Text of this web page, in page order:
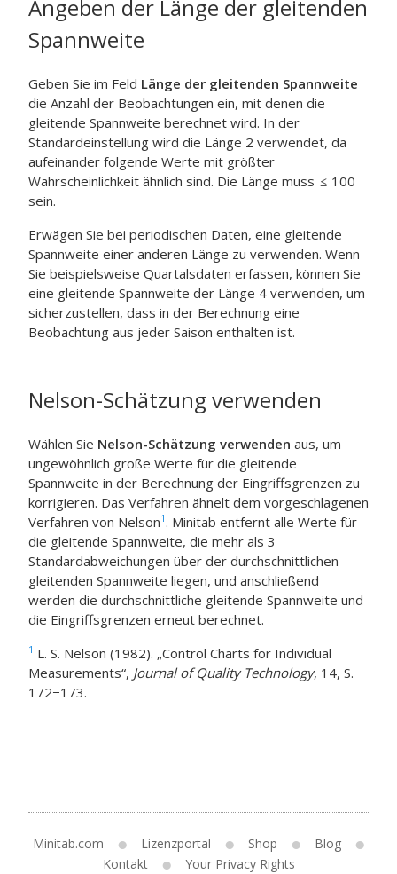
Angeben der Länge der gleitenden
Spannweite
Geben Sie im Feld Länge der gleitenden Spannweite
die Anzahl der Beobachtungen ein, mit denen die
gleitende Spannweite berechnet wird. In der
Standardeinstellung wird die Länge 2 verwendet, da
aufeinander folgende Werte mit größter
Wahrscheinlichkeit ähnlich sind. Die Länge muss
100
sein.
Erwägen Sie bei periodischen Daten, eine gleitende
Spannweite einer anderen Länge zu verwenden. Wenn
Sie beispielsweise Quartalsdaten erfassen, können Sie
eine gleitende Spannweite der Länge 4 verwenden, um
sicherzustellen, dass in der Berechnung eine
Beobachtung aus jeder Saison enthalten ist.
Nelson-Schätzung verwenden
Wählen Sie Nelson-Schätzung verwenden aus, um
ungewöhnlich große Werte für die gleitende
Spannweite in der Berechnung der Eingriffsgrenzen zu
korrigieren. Das Verfahren ähnelt dem vorgeschlagenen
Verfahren von Nelson1. Minitab entfernt alle Werte für
die gleitende Spannweite, die mehr als 3
Standardabweichungen über der durchschnittlichen
gleitenden Spannweite liegen, und anschließend
werden die durchschnittliche gleitende Spannweite und
die Eingriffsgrenzen erneut berechnet.
1 L. S. Nelson (1982). „Control Charts for Individual
Measurements“, Journal of Quality Technology, 14, S.
172−173.
Minitab.com Lizenzportal Shop
Blog
Kontakt
Your Privacy Rights